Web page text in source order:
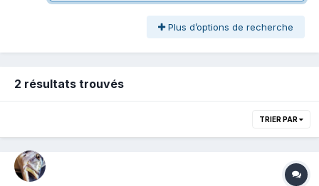
Plus d’options de recherche
2 résultats trouvés
TRIER PAR